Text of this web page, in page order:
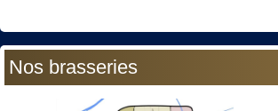
Nos brasseries